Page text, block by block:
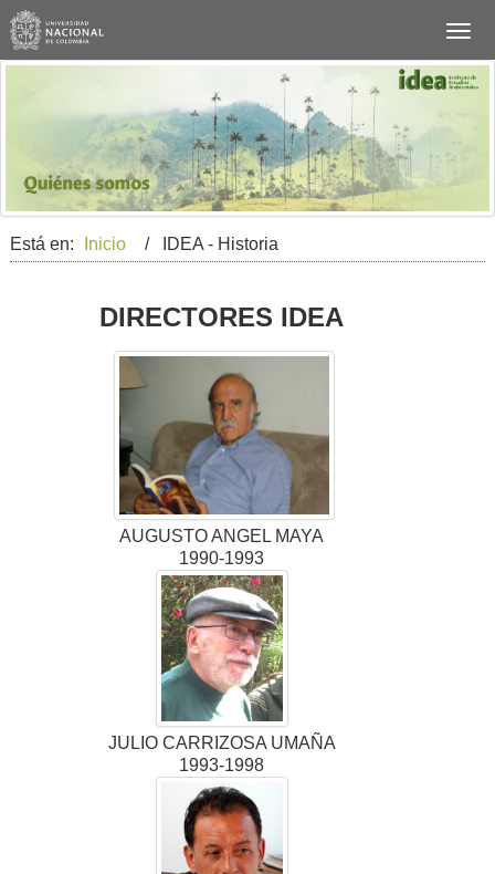
Está en: Inicio / IDEA - Historia
DIRECTORES IDEA
AUGUSTO ANGEL MAYA
1990-1993
JULIO CARRIZOSA UMAÑA
1993-1998